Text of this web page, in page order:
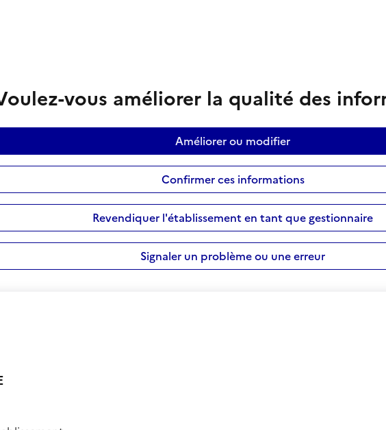
vous améliorer la qualité des
Améliorer ou modifier
Confirmer ces informations
Revendiquer l'établissement en tant que gestionnaire
Signaler un problème ou une erreur